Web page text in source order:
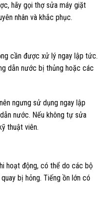
hãy gọi thợ sửa máy giặt
nhân và khắc phục.
cần được xử lý ngay lập tức.
dẫn nước bị thủng hoặc các
ngưng sử dụng ngay lập
nước. Nếu không tự sửa
thuật viên.
hoạt động, có thể do các bộ
bị hỏng. Tiếng ồn lớn có